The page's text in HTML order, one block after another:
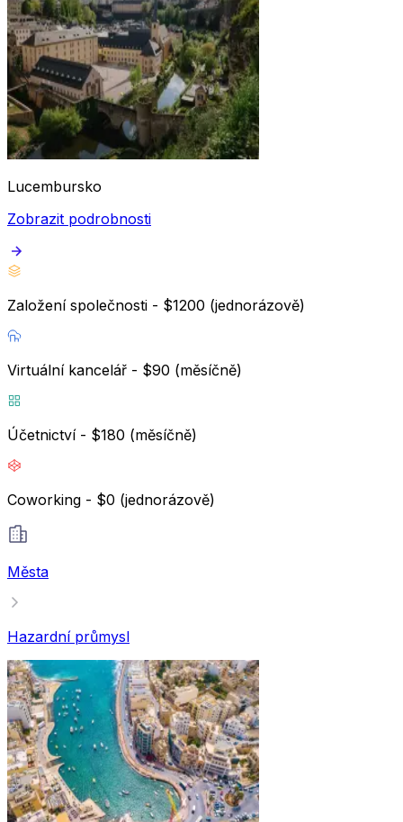
Lucembursko
Zobrazit podrobnosti
Založení společnosti - $1200 (jednorázově)
Virtuální kancelář - $90 (měsíčně)
Účetnictví - $180 (měsíčně)
Coworking - $0 (jednorázově)
Města
Hazardní průmysl